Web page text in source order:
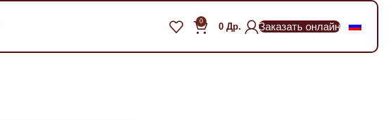
0
0 Др. Заказать онлайн